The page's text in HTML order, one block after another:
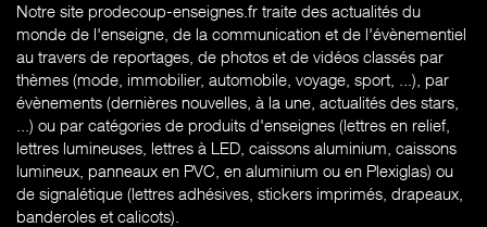
Notre site prodecoup-enseignes.fr traite des actualités du
monde de l'enseigne, de la communication et de l'évènementiel
au travers de reportages, de photos et de vidéos classés par
thèmes (mode, immobilier, automobile, voyage, sport, ...), par
évènements (dernières nouvelles, à la une, actualités des stars,
...) ou par catégories de produits d'enseignes (lettres en relief,
lettres lumineuses, lettres à LED, caissons aluminium, caissons
lumineux, panneaux en PVC, en aluminium ou en Plexiglas) ou
de signalétique (lettres adhésives, stickers imprimés, drapeaux,
banderoles et calicots).